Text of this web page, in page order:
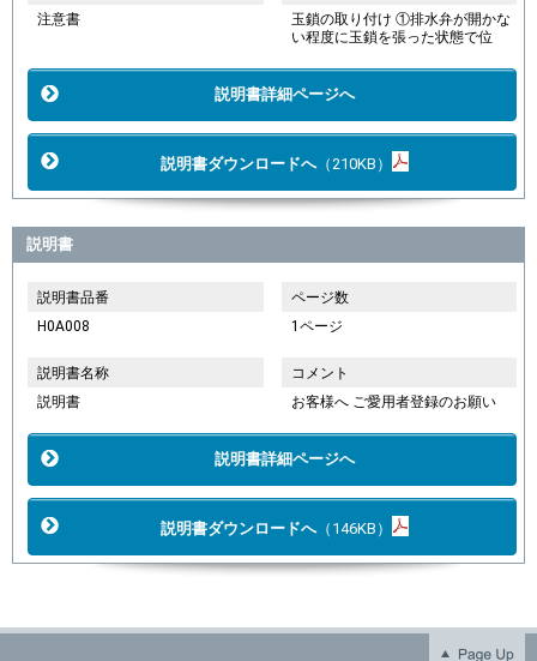
注意書
玉鎖の取り付け ①排水弁が開かな
い程度に玉鎖を張った状態で位
説明書詳細ページへ
説明書ダウンロードへ（210KB）
説明書
説明書品番
H0A008
ページ数
1ページ
説明書名称
説明書
コメント
お客様へ ご愛用者登録のお願い
説明書詳細ページへ
説明書ダウンロードへ（146KB）